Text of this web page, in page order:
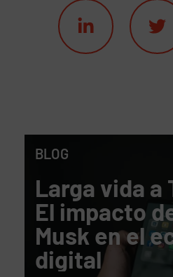
BLOG
Larga vida
El impacto
Musk en el
digital